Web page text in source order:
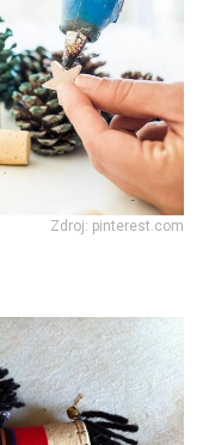
Zdroj: pinterest.com